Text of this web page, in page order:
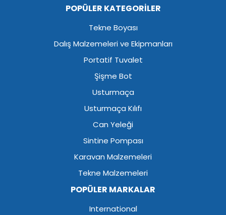
POPÜLER KATEGORİLER
Tekne Boyası
Dalış Malzemeleri ve Ekipmanları
Portatif Tuvalet
Şişme Bot
Usturmaça
Usturmaça Kılıfı
Can Yeleği
Sintine Pompası
Karavan Malzemeleri
Tekne Malzemeleri
POPÜLER MARKALAR
International